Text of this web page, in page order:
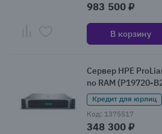
983 500 ₽
В корзину
Сервер HPE
no RAM (P19720-
Кредит для юрлиц
Код: 1375517
348 300 ₽